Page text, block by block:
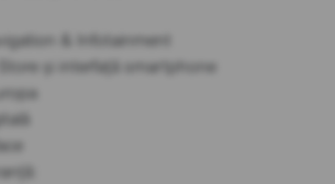
& Infotainment
și interfață smartphone